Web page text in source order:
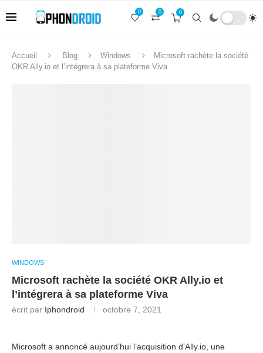
0
0
0
Accueil Blog Windows
Microsoft rachète la société
OKR Ally.io et l’intégrera à sa plateforme Viva
WINDOWS
Microsoft rachète la société OKR Ally.io et
l’intégrera à sa plateforme Viva
écrit par Iphondroid octobre 7, 2021
Microsoft a annoncé aujourd’hui l’acquisition d’Ally.io, une